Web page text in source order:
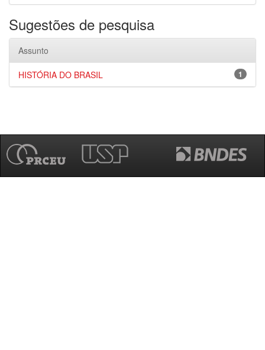
Sugestões de pesquisa
Assunto
1
HISTÓRIA DO BRASIL